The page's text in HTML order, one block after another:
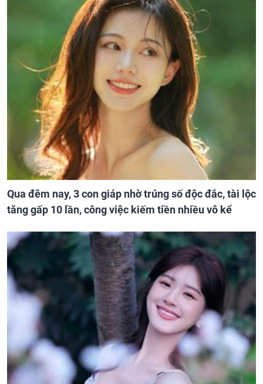
Qua đêm nay, 3 con giáp nhờ trúng số độc đắc, tài lộc
tăng gấp 10 lần, công việc kiếm tiền nhiều vô kể